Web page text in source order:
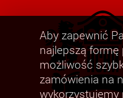
Aby zapewnić
najlepszą formę
możliwość
zamówienia na
wykorzystujemy